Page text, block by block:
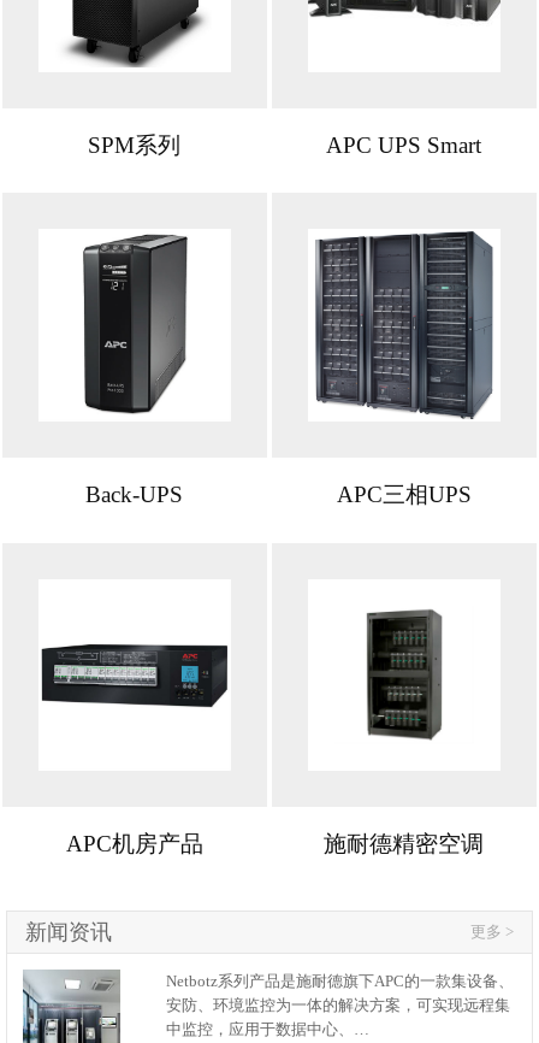
SPM系列 APC UPS Smart
Back-UPS APC三相UPS
APC机房产品 施耐德精密空调
更多 >
新闻资讯
Netbotz系列产品是施耐德旗下APC的一款集设备、
安防、环境监控为一体的解决方案，可实现远程集
中监控，应用于数据中心、…